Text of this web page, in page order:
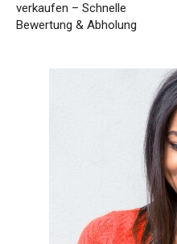
verkaufen – Schnelle
Bewertung & Abholung